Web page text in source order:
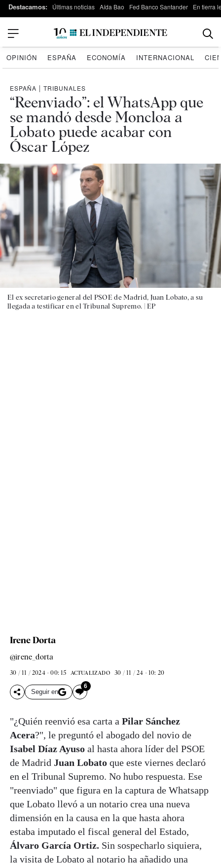
Destacamos: Últimas noticias Aída Bao Fed Banco Santander En tierra
OPINIÓN ESPAÑA ECONOMÍA INTERNACIONAL
ESPAÑA | TRIBUNALES
“Reenviado”: el WhatsApp que
se mandó desde Moncloa a
Lobato puede acabar con
Óscar López
El ex secretario general del PSOE de Madrid, Juan Lobato, a su
llegada a testificar en el Tribunal Supremo. |EP
Irene Dorta
@irene_dorta
30 / 11 / 2024 - 00: 15 ACTUALIZADO 30 / 11 / 24 - 10: 20
Seguir en
6
"¿Quién reenvió esa carta a Pilar Sánchez
Acera?", le preguntó el abogado del novio de
Isabel Díaz Ayuso al hasta ahora líder del PSOE
de Madrid Juan Lobato que este viernes declaró
en el Tribunal Supremo. No hubo respuesta. Ese
"reenviado" que figura en la captura de Whatsapp
que Lobato llevó a un notario crea una nueva
dimensión en la causa en la que hasta ahora
estaba imputado el fiscal general del Estado,
Álvaro García Ortiz. Sin sospecharlo siquiera,
la visita de Lobato al notario ha añadido una